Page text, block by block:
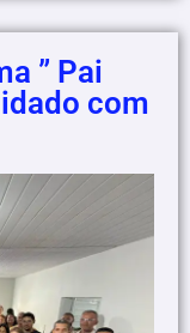
” Pai
com